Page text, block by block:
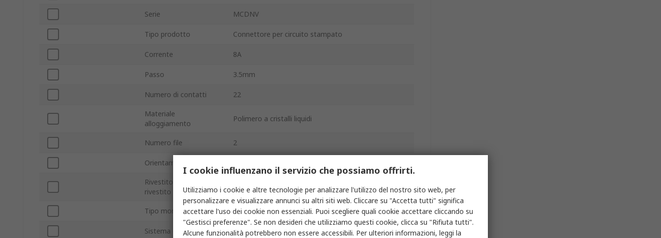
Serie MCDNV
Tipo prodotto Connettore per circuito stampato
Corrente 8A
Passo 3.5mm
Numero di contatti 22
Materiale
alloggiamento
Polimero a cristalli liquidi
Numero file 2
Orientamento
Rivestito/Non
rivestito
Avvolto
Tipo montaggio Foro passante
Sistema di connettori COMBICON FMC 1
I cookie influenzano il servizio che possiamo offrirti.
Utilizziamo i cookie e altre tecnologie per analizzare l'utilizzo del nostro sito web, per
personalizzare e visualizzare annunci su altri siti web. Cliccare su "Accetta tutti" significa
accettare l'uso dei cookie non essenziali. Puoi scegliere quali cookie accettare cliccando su
"Gestisci preferenze". Se non desideri che utilizziamo questi cookie, clicca su "Rifiuta tutti".
Alcune funzionalità potrebbero non essere accessibili. Per ulteriori informazioni, leggi la